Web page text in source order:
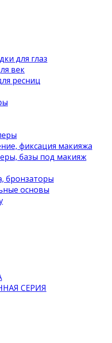
для глаз
век
ресниц
фиксация макияжа
базы под макияж
бронзаторы
основы
СЕРИЯ